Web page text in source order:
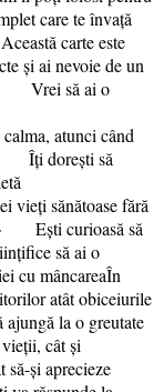
care te învață
carte este
și ai nevoie de un
Vrei să ai o
atunci când
Îți dorești să
sănătoase fără
Ești curioasă să
să ai o
cu mâncareaÎn
atât obiceiurile
ajungă la o greutate
cât și
să-și aprecieze